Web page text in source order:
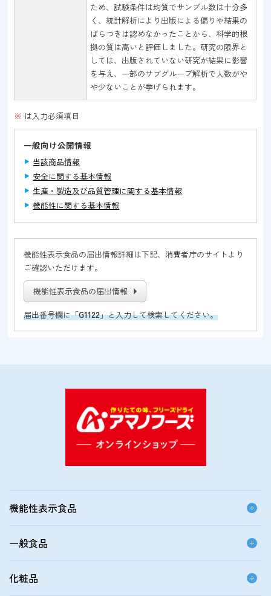
ため、試験条件は均質でサンプル数は十分多
く、統計解析により出版による偏りや結果の
ばらつきは認めなかったことから、科学的根
拠の質は高いと評価しました。研究の限界と
しては、出版されていない研究が結果に影響
を与え、一部のサブグループ解析で人数がや
や少ないことが挙げられます。
※ は入力必須項目
一般向け公開情報
当該商品情報
安全に関する基本情報
生産・製造及び品質管理に関する基本情報
機能性に関する基本情報
機能性表示食品の届出情報詳細は下記、消費者庁のサイトより
ご確認いただけます。
機能性表示食品の届出情報
届出番号欄に「G1122」と入力して検索してください。
機能性表示食品
一般食品
化粧品